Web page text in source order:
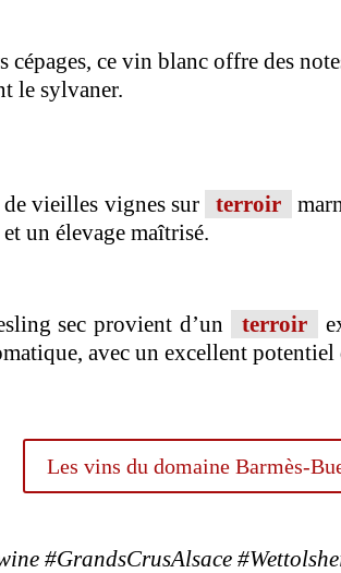
cépages, ce vin blanc offre des
le sylvaner.
de vieilles vignes sur terroir
un élevage maîtrisé.
sec provient d’un terroir
avec un excellent potentiel
Les vins du domaine Barmès-
#GrandsCrusAlsace